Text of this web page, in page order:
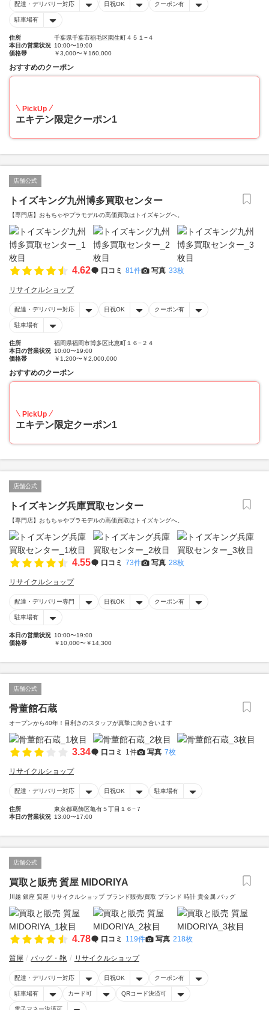
配達・デリバリー対応 日祝OK クーポン有
駐車場有
住所
千葉県千葉市稲毛区園生町４５１−４
本日の営業状況 10:00〜19:00
価格帯
￥3,000〜￥160,000
おすすめのクーポン
PickUp
エキテン限定クーポン1
店舗公式
トイズキング九州博多買取センター
【専門店】おもちゃやプラモデルの高価買取はトイズキングへ。‎
4.62 口コミ 81件 写真 33枚
リサイクルショップ
配達・デリバリー対応 日祝OK クーポン有
駐車場有
住所
福岡県福岡市博多区比恵町１６−２４
本日の営業状況 10:00〜19:00
価格帯
￥1,200〜￥2,000,000
おすすめのクーポン
PickUp
エキテン限定クーポン1
店舗公式
トイズキング兵庫買取センター
【専門店】おもちゃやプラモデルの高価買取はトイズキングへ。‎
4.55 口コミ 73件 写真 28枚
リサイクルショップ
配達・デリバリー専門 日祝OK クーポン有
駐車場有
本日の営業状況 10:00〜19:00
価格帯
￥10,000〜￥14,300
店舗公式
骨董館石蔵
オープンから40年！目利きのスタッフが真摯に向き合います
3.34 口コミ 1件 写真 7枚
リサイクルショップ
配達・デリバリー対応 日祝OK 駐車場有
住所
東京都葛飾区亀有５丁目１６−７
本日の営業状況 13:00〜17:00
店舗公式
買取と販売 質屋 MIDORIYA
川越 銀座 質屋 リサイクルショップ ブランド販売/買取 ブランド 時計 貴金属 バッグ
4.78 口コミ 119件 写真 218枚
質屋 バッグ・鞄 リサイクルショップ
配達・デリバリー対応 日祝OK クーポン有
駐車場有 カード可 QRコード決済可